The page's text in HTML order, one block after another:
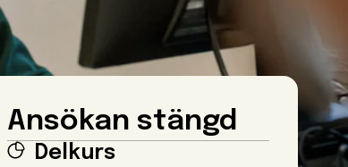
Ansökan stängd
Delkurs